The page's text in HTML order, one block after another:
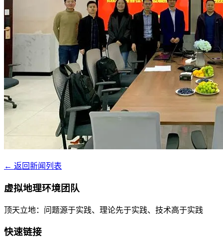
← 返回新闻列表
虚拟地理环境团队
顶天立地：问题源于实践、理论先于实践、技术高于实践
快速链接